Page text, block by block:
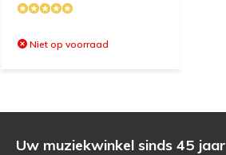
Niet op voorraad
Uw muziekwinkel sinds 45 jaar